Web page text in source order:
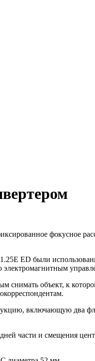
фокусное
ED были
электромагнитным
снимать объект, к
включающую два
части и смещения